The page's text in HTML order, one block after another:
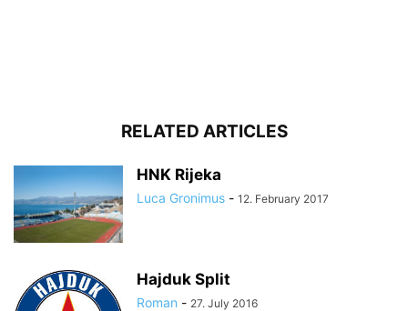
RELATED ARTICLES
HNK Rijeka
Luca Gronimus - 12. February 2017
Hajduk Split
Roman - 27. July 2016